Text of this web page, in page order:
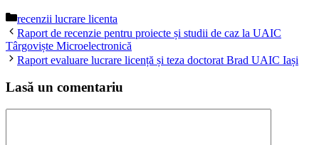
Categorii
recenzii lucrare licenta
Raport de recenzie pentru proiecte și studii de caz la UAIC
Târgoviște Microelectronică
Raport evaluare lucrare licență și teza doctorat Brad UAIC Iași
Lasă un comentariu